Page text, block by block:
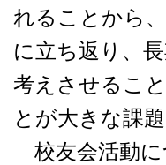
れることから
に立ち返り、
考えさせるこ
とが大きな課
校友会活動に